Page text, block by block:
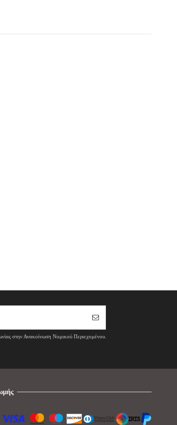
στην Ανακοίνωση Νομικού Περιεχομένου.